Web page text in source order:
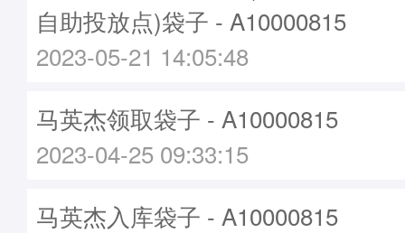
自助投放点)袋子 - A10000815
2023-05-21 14:05:48
马英杰领取袋子 - A10000815
2023-04-25 09:33:15
马英杰入库袋子 - A10000815